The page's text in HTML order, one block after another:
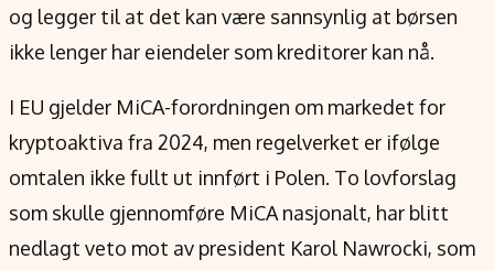
og legger til at det kan være sannsynlig at børsen
ikke lenger har eiendeler som kreditorer kan nå.
I EU gjelder MiCA-forordningen om markedet for
kryptoaktiva fra 2024, men regelverket er ifølge
omtalen ikke fullt ut innført i Polen. To lovforslag
som skulle gjennomføre MiCA nasjonalt, har blitt
nedlagt veto mot av president Karol Nawrocki, som